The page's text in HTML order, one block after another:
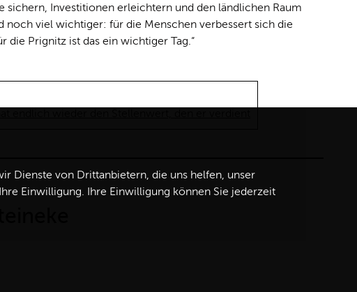
sichern, Investitionen erleichtern und den ländlichen Raum
noch viel wichtiger: für die Menschen verbessert sich die
die Prignitz ist das ein wichtiger Tag.“
Dienste von Drittanbietern, die uns helfen, unser
Einwilligung. Ihre Einwilligung können Sie jederzeit